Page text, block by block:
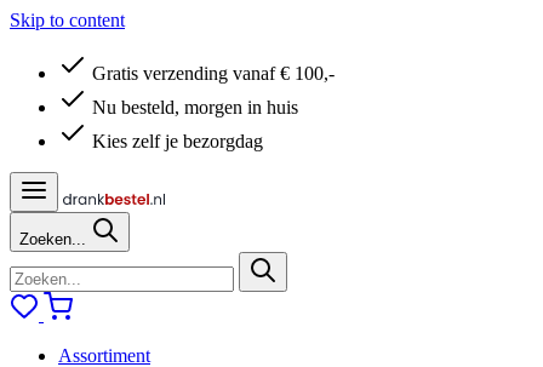
Skip to content
Gratis verzending vanaf € 100,-
Nu besteld, morgen in huis
Kies zelf je bezorgdag
Zoeken...
Assortiment